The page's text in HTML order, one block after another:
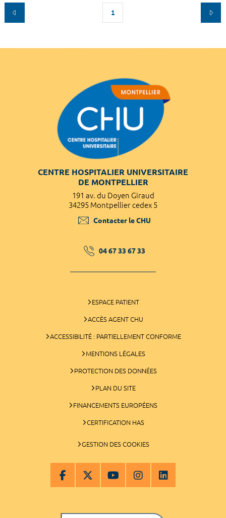
1
CENTRE HOSPITALIER UNIVERSITAIRE
DE MONTPELLIER
191 av. du Doyen Giraud
34295 Montpellier cedex 5
Contacter le CHU
04 67 33 67 33
ESPACE PATIENT
ACCÈS AGENT CHU
ACCESSIBILITÉ : PARTIELLEMENT CONFORME
MENTIONS LÉGALES
PROTECTION DES DONNÉES
PLAN DU SITE
FINANCEMENTS EUROPÉENS
CERTIFICATION HAS
GESTION DES COOKIES